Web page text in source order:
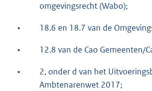
omgevingsrecht (Wabo);
• 18.6 en 18.7 van de
• 12.8 van de Cao Gemeenten/
•
2, onder d van het
Ambtenarenwet 2017;